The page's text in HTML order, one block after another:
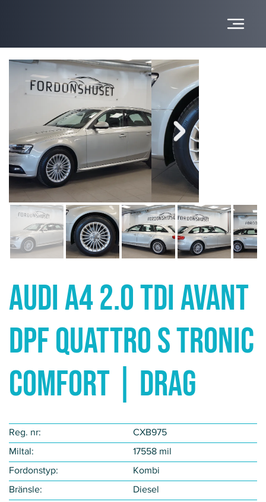
Audi A4 2.0 TDI AVANT
DPF QUATTRO S TRONIC
COMFORT | DRAG
Reg. nr:
Miltal:
Fordonstyp​:
Bränsle:
CXB975
17558 mil
Kombi
Diesel